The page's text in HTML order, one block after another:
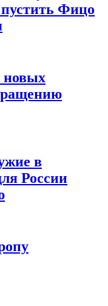
Фицо
новых
в
России